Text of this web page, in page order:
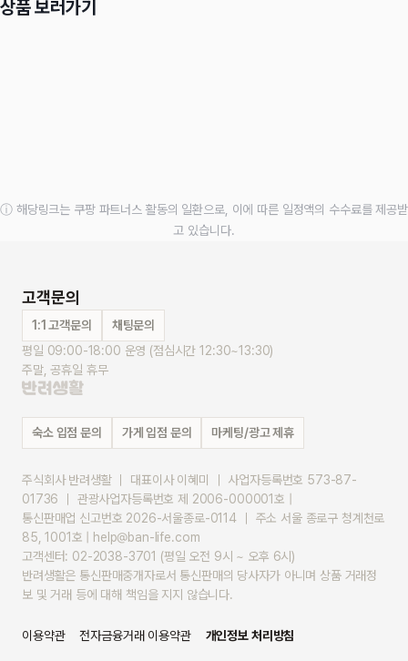
상품 보러가기
ⓘ 해당링크는 쿠팡 파트너스 활동의 일환으로, 이에 따른 일정액의 수수료를 제공받
고 있습니다.
고객문의
1:1 고객문의
채팅문의
평일 09:00-18:00 운영 (점심시간 12:30~13:30)
주말, 공휴일 휴무
숙소 입점 문의 가게 입점 문의 마케팅/광고 제휴
주식회사 반려생활 ｜ 대표이사 이혜미 ｜ 사업자등록번호 573-87-
01736 ｜ 관광사업자등록번호 제 2006-000001호 |
통신판매업 신고번호 2026-서울종로-0114 ｜ 주소 서울 종로구 청계천로
85, 1001호 | help@ban-life.com
고객센터: 02-2038-3701 (평일 오전 9시 ~ 오후 6시)
반려생활은 통신판매중개자로서 통신판매의 당사자가 아니며 상품 거래정
보 및 거래 등에 대해 책임을 지지 않습니다.
이용약관 전자금융거래 이용약관 개인정보 처리방침